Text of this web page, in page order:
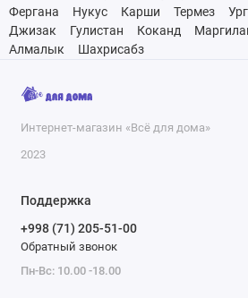
Фергана
Нукус Карши Термез
Джизак
Гулистан Коканд
Алмалык
Шахрисабз
Интернет-магазин «Всё для дома»
2023
Поддержка
+998 (71) 205-51-00
Обратный звонок
Пн-Вс: 10.00 -18.00